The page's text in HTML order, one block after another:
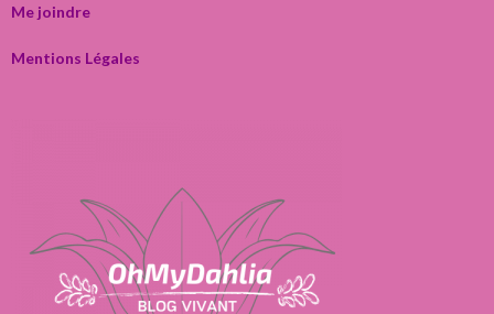
Me joindre
Mentions Légales